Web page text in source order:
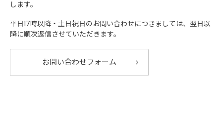
します。
平日17時以降・土日祝日のお問い合わせにつきましては、翌日以
降に順次返信させていただきます。
お問い合わせフォーム